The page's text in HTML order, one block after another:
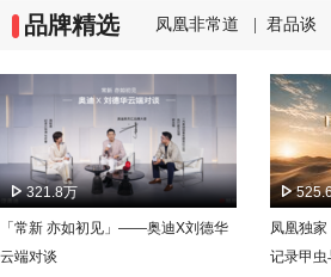
品牌精选 凤凰非常道 君品谈
321.8万
「常新 亦如初见」——奥迪X刘德华
云端对谈
凤凰独
记录甲虫